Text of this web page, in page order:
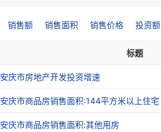
销售额 销售面积 销售价格 投资额
标题
安庆市房地产开发投资增速
安庆市商品房销售面积:144平方米以上住宅
安庆市商品房销售面积:其他用房